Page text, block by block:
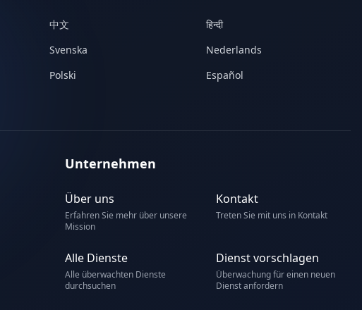
中文
हिन्दी
Svenska
Nederlands
Polski
Español
Unternehmen
Über uns
Erfahren Sie mehr über unsere
Mission
Kontakt
Treten Sie mit uns in Kontakt
Alle Dienste
Alle überwachten Dienste
durchsuchen
Dienst vorschlagen
Überwachung für einen neuen
Dienst anfordern